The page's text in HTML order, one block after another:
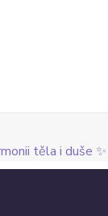
těla i duše ✨